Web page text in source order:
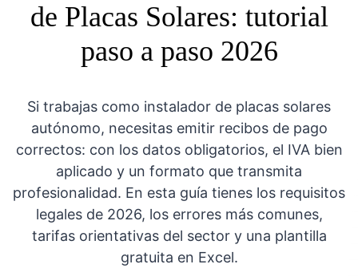
de Placas Solares: tutorial
paso a paso 2026
Si trabajas como instalador de placas solares
autónomo, necesitas emitir recibos de pago
correctos: con los datos obligatorios, el IVA bien
aplicado y un formato que transmita
profesionalidad. En esta guía tienes los requisitos
legales de 2026, los errores más comunes,
tarifas orientativas del sector y una plantilla
gratuita en Excel.